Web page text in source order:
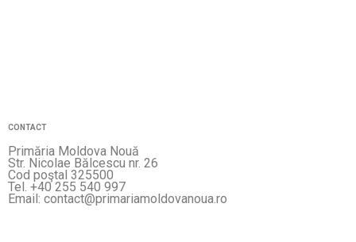
CONTACT
Primăria Moldova Nouă
Str. Nicolae Bălcescu nr. 26
Cod poştal 325500
Tel. +40 255 540 997
Email: contact@primariamoldovanoua.ro